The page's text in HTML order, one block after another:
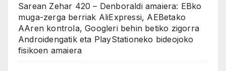
Sarean Zehar 420 – Denboraldi amaiera: EBko
muga-zerga berriak AliExpressi, AEBetako
AAren kontrola, Googleri behin betiko zigorra
Androidengatik eta PlayStationeko bideojoko
fisikoen amaiera